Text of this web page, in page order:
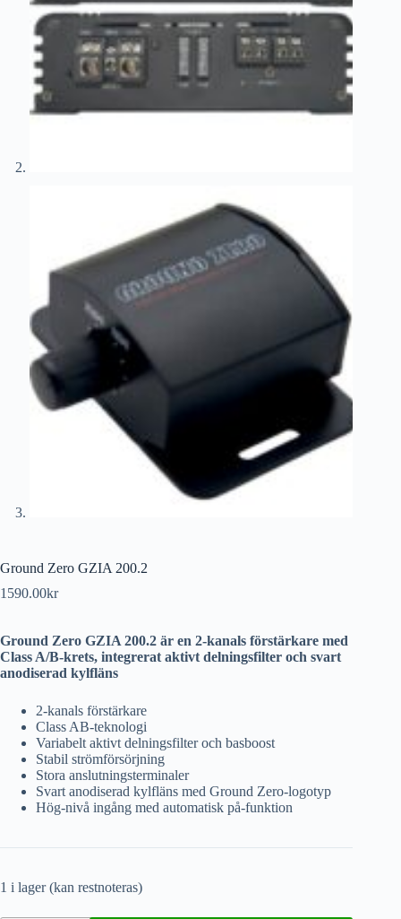
Ground Zero GZIA 200.2
1590.00kr
Ground Zero GZIA 200.2 är en 2-kanals förstärkare med
Class A/B-krets, integrerat aktivt delningsfilter och svart
anodiserad kylfläns
2-kanals förstärkare
Class AB-teknologi
Variabelt aktivt delningsfilter och basboost
Stabil strömförsörjning
Stora anslutningsterminaler
Svart anodiserad kylfläns med Ground Zero-logotyp
Hög-nivå ingång med automatisk på-funktion
1 i lager (kan restnoteras)